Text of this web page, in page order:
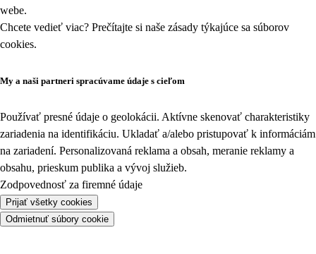
webe.
Chcete vedieť viac? Prečítajte si naše zásady týkajúce sa súborov
cookies.
My a naši partneri spracúvame údaje s cieľom
Používať presné údaje o geolokácii. Aktívne skenovať charakteristiky
zariadenia na identifikáciu. Ukladať a/alebo pristupovať k informáciám
na zariadení. Personalizovaná reklama a obsah, meranie reklamy a
obsahu, prieskum publika a vývoj služieb.
Zodpovednosť za firemné údaje
Prijať všetky cookies
Odmietnuť súbory cookie